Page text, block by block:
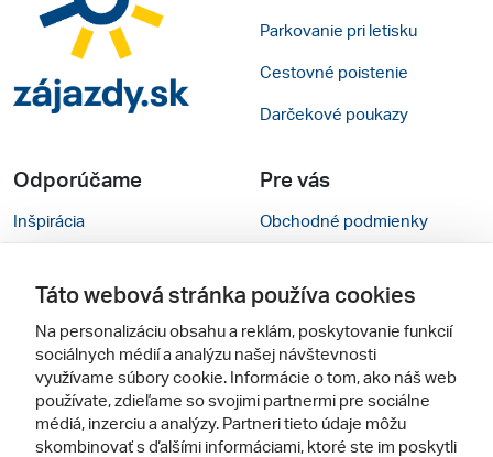
Parkovanie pri letisku
Cestovné poistenie
Darčekové poukazy
Odporúčame
Inšpirácia
Cestovné kancelárie
Zájezdy.cz
Pre vás
Obchodné podmienky
Nastavenie cookies
Mobilná verzia webu
Sledujte nás
Táto webová stránka používa cookies
Na personalizáciu obsahu a reklám, poskytovanie funkcií
sociálnych médií a analýzu našej návštevnosti
využívame súbory cookie. Informácie o tom, ako náš web
používate, zdieľame so svojimi partnermi pre sociálne
médiá, inzerciu a analýzy. Partneri tieto údaje môžu
skombinovať s ďalšími informáciami, ktoré ste im poskytli